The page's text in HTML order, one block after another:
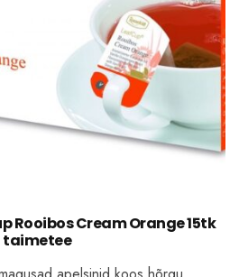
Rooibos Cream Orange 15tk
taimetee